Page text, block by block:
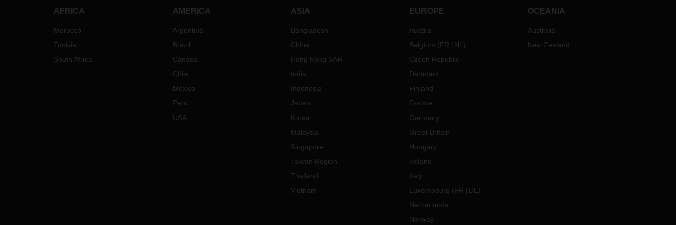
AFRICA
Morocco
Tunisia
South Africa
AMERICA
Argentina
Brazil
Canada
Chile
Mexico
Peru
USA
ASIA
Bangladesh
China
Hong Kong SAR
India
Indonesia
Japan
Korea
Malaysia
Singapore
Taiwan Region
Thailand
Vietnam
EUROPE
Austria
Belgium (FR NL )
Czech Republic
Denmark
Finland
France
Germany
Great Britain
Hungary
Ireland
Italy
Luxembourg (FR DE)
Netherlands
Norway
OCEANIA
Australia
New Zealand